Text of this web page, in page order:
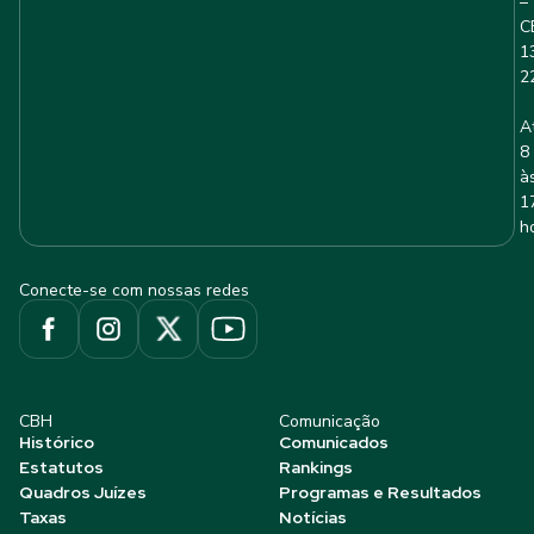
8
Conecte-se com nossas redes
CBH
Histórico
Estatutos
Quadros Juízes
Taxas
Comunicação
Comunicados
Rankings
Programas e Resultados
Notícias